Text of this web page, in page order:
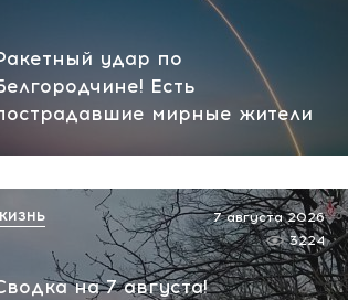
удар по
Есть
мирные жители
на 7 августа!
7 августа 2026
3224